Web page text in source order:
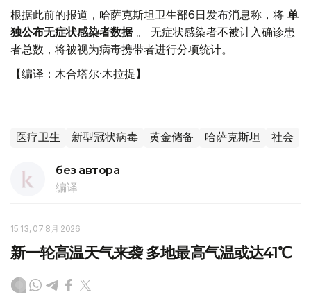
根据此前的报道，哈萨克斯坦卫生部6日发布消息称，将 单
独公布无症状感染者数据。 无症状感染者不被计入确诊患
者总数，将被视为病毒携带者进行分项统计。
【编译：木合塔尔·木拉提】
医疗卫生 新型冠状病毒 黄金储备 哈萨克斯坦 社会
без автора
编译
15:13, 07 8月 2026
新一轮高温天气来袭 多地最高气温或达41℃